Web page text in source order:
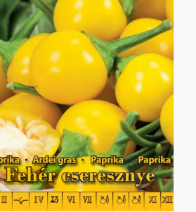
RÉSZLETEK